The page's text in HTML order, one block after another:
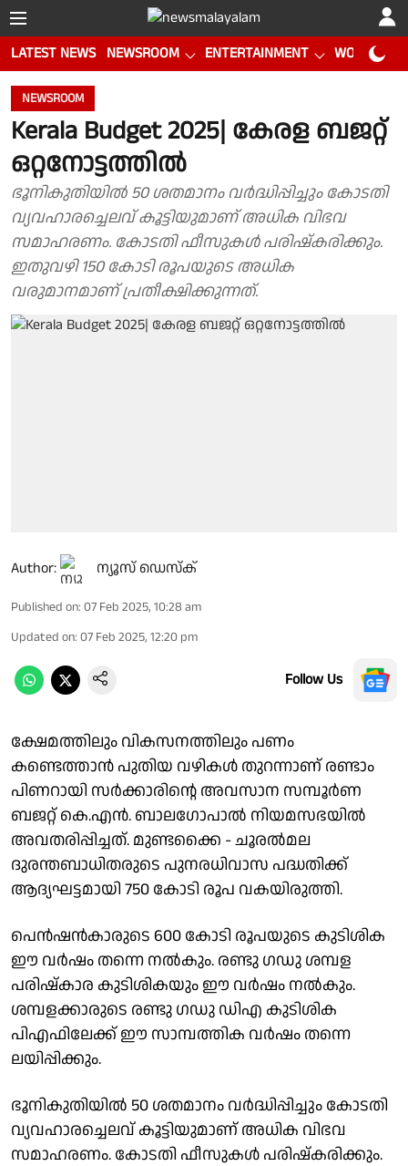
LATEST NEWS NEWSROOM ENTERTAINMENT WORLD CUP
NEWSROOM
Kerala Budget 2025| കേരള ബജറ്റ്
ഒറ്റനോട്ടത്തില്‍
ഭൂനികുതിയില്‍ 50 ശതമാനം വര്‍ദ്ധിപ്പിച്ചും കോടതി
വ്യവഹാരച്ചെലവ് കൂട്ടിയുമാണ് അധിക വിഭവ
സമാഹരണം. കോടതി ഫീസുകള്‍ പരിഷ്‌കരിക്കും.
ഇതുവഴി 150 കോടി രൂപയുടെ അധിക
വരുമാനമാണ് പ്രതീക്ഷിക്കുന്നത്.
Author: ന്യൂസ് ഡെസ്ക്
Published on: 07 Feb 2025, 10:28 am
Updated on: 07 Feb 2025, 12:20 pm
Follow Us
ക്ഷേമത്തിലും വികസനത്തിലും പണം
കണ്ടെത്താന്‍ പുതിയ വഴികള്‍ തുറന്നാണ് രണ്ടാം
പിണറായി സര്‍ക്കാരിന്റെ അവസാന സമ്പൂര്‍ണ
ബജറ്റ് കെ.എന്‍. ബാലഗോപാല്‍ നിയമസഭയില്‍
അവതരിപ്പിച്ചത്. മുണ്ടക്കൈ - ചൂരല്‍മല
ദുരന്തബാധിതരുടെ പുനരധിവാസ പദ്ധതിക്ക്
ആദ്യഘട്ടമായി 750 കോടി രൂപ വകയിരുത്തി.
പെന്‍ഷന്‍കാരുടെ 600 കോടി രൂപയുടെ കുടിശിക
ഈ വര്‍ഷം തന്നെ നല്‍കും. രണ്ടു ഗഡു ശമ്പള
പരിഷ്‌കാര കുടിശികയും ഈ വര്‍ഷം നല്‍കും.
ശമ്പളക്കാരുടെ രണ്ടു ഗഡു ഡിഎ കുടിശിക
പിഎഫിലേക്ക് ഈ സാമ്പത്തിക വര്‍ഷം തന്നെ
ലയിപ്പിക്കും.
ഭൂനികുതിയില്‍ 50 ശതമാനം വര്‍ദ്ധിപ്പിച്ചും കോടതി
വ്യവഹാരച്ചെലവ് കൂട്ടിയുമാണ് അധിക വിഭവ
സമാഹരണം. കോടതി ഫീസുകള്‍ പരിഷ്‌കരിക്കും.